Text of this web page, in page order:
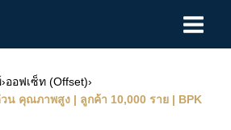
›ออฟเซ็ท (Offset)›
น คุณภาพสูง | ลูกค้า 10,000 ราย | BPK